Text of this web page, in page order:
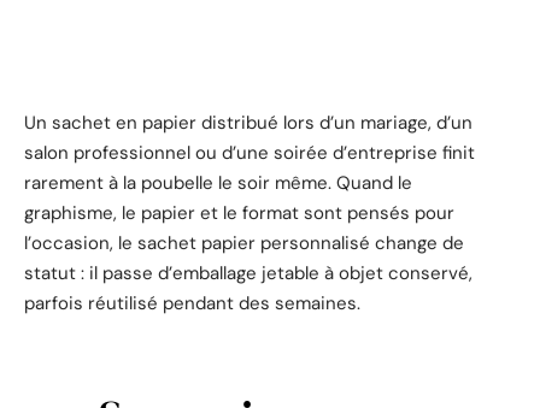
Un sachet en papier distribué lors d’un mariage, d’un
salon professionnel ou d’une soirée d’entreprise finit
rarement à la poubelle le soir même. Quand le
graphisme, le papier et le format sont pensés pour
l’occasion, le sachet papier personnalisé change de
statut : il passe d’emballage jetable à objet conservé,
parfois réutilisé pendant des semaines.